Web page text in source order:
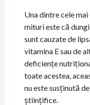
Una dintre cele mai
mituri este că
sunt cauzate de
vitamina E sau de
deficiențe
toate acestea,
nu este susținută
științifice.